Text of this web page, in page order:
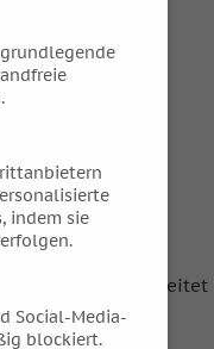
Werken verarbeitet
so Ring.
indem sie
Social-Media-
blockiert.